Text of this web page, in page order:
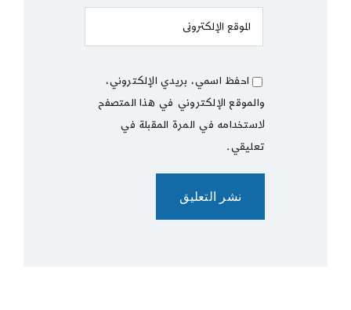
احفظ اسمي، بريدي الإلكتروني،
والموقع الإلكتروني في هذا المتصفح
لاستخدامه في المرة المقبلة في
تعليقي.